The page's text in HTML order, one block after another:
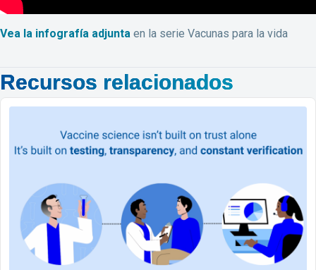
Vea la infografía adjunta en la serie Vacunas para la vida
Recursos relacionados